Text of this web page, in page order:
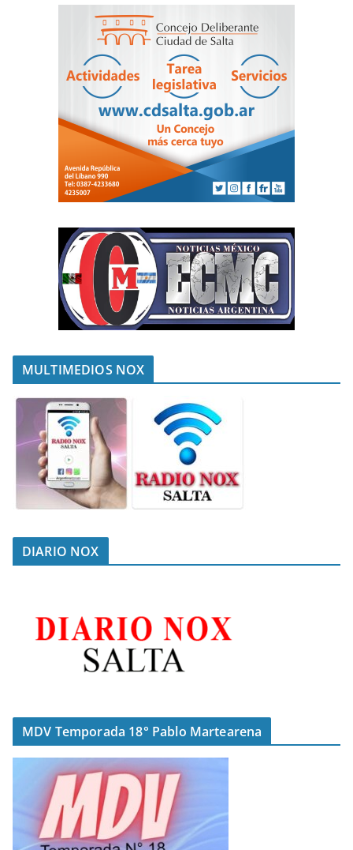
MULTIMEDIOS NOX
DIARIO NOX
MDV Temporada 18° Pablo Martearena